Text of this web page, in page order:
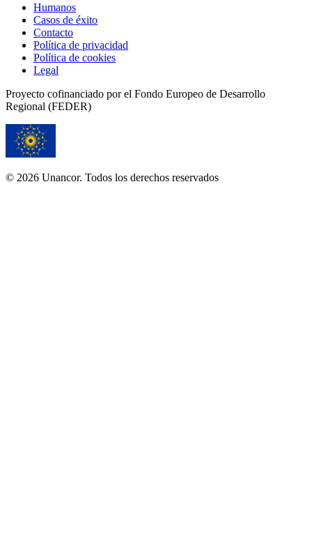
Humanos
Casos de éxito
Contacto
Política de privacidad
Política de cookies
Legal
Proyecto cofinanciado por el Fondo Europeo de Desarrollo
Regional (FEDER)
© 2026 Unancor. Todos los derechos reservados